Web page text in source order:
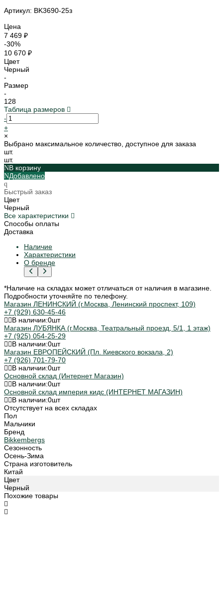
Артикул: BK3690-25з
Цена
7 469 ₽
-30%
10 670 ₽
Цвет
Черный
-
Размер
-
128
Таблица размеров
-
+
×
Выбрано максимальное количество, доступное для заказа
шт.
шт.
В корзину
Добавлено
Быстрый заказ
Цвет
Черный
Все характеристики
Способы оплаты
Доставка
Наличие
Характеристики
О бренде
*Наличие на складах может отличаться от наличия в магазине.
Подробности уточняйте по телефону.
Магазин ЛЕНИНСКИЙ (г.Москва, Ленинский проспект, 109)
+7 (929) 630-45-46
В наличии:0шт
Магазин ЛУБЯНКА (г.Москва, Театральный проезд, 5/1, 1 этаж)
+7 (925) 054-25-29
В наличии:0шт
Магазин ЕВРОПЕЙСКИЙ (Пл. Киевского вокзала, 2)
+7 (926) 701-79-70
В наличии:0шт
Основной склад (Интернет Магазин)
В наличии:0шт
Основной склад империя кидс (ИНТЕРНЕТ МАГАЗИН)
В наличии:0шт
Отсутствует на всех складах
Пол
Мальчики
Бренд
Bikkembergs
Сезонность
Осень-Зима
Страна изготовитель
Китай
Цвет
Черный
Похожие товары